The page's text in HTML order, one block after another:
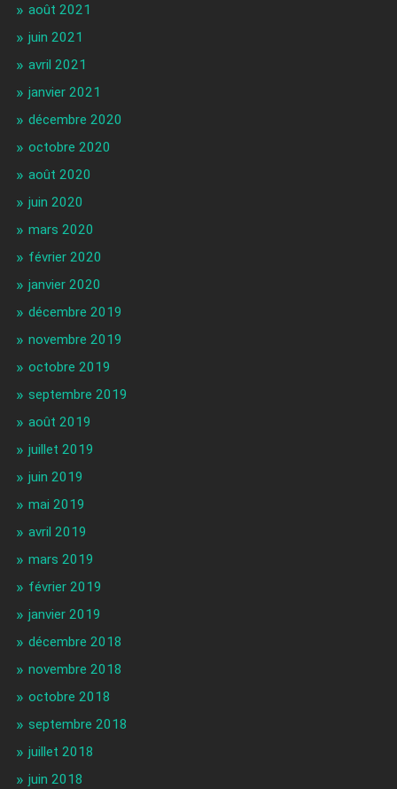
août 2021
juin 2021
avril 2021
janvier 2021
décembre 2020
octobre 2020
août 2020
juin 2020
mars 2020
février 2020
janvier 2020
décembre 2019
novembre 2019
octobre 2019
septembre 2019
août 2019
juillet 2019
juin 2019
mai 2019
avril 2019
mars 2019
février 2019
janvier 2019
décembre 2018
novembre 2018
octobre 2018
septembre 2018
juillet 2018
juin 2018